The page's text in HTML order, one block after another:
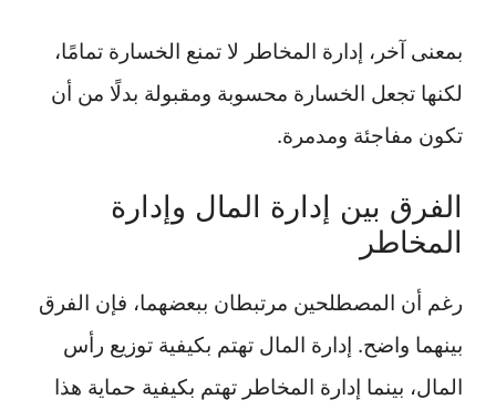
بمعنى آخر، إدارة المخاطر لا تمنع الخسارة تمامًا،
لكنها تجعل الخسارة محسوبة ومقبولة بدلًا من أن
تكون مفاجئة ومدمرة.
الفرق بين إدارة المال وإدارة
المخاطر
رغم أن المصطلحين مرتبطان ببعضهما، فإن الفرق
بينهما واضح. إدارة المال تهتم بكيفية توزيع رأس
المال، بينما إدارة المخاطر تهتم بكيفية حماية هذا